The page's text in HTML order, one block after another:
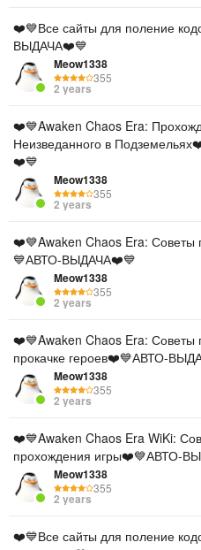
❤️💙Все сайты для поление
ВЫДАЧА❤️💙
Meow1338
355
2 years
❤️💙Awaken Chaos Era:
Неизведанного в
❤️💙
Meow1338
355
2 years
❤️💙Awaken Chaos Era:
💙АВТО-ВЫДАЧА❤️💙
Meow1338
355
2 years
❤️💙Awaken Chaos Era: Советы
прокачке героев❤️💙АВТО-
Meow1338
355
2 years
❤️💙Awaken Chaos Era WiKi:
прохождения игры❤️💙АВТО-
Meow1338
355
2 years
❤️💙Все сайты для поление